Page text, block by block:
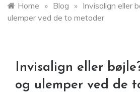
Home » Blog » Invisalign eller
ulemper ved de to metoder
Invisalign eller
og ulemper ved de